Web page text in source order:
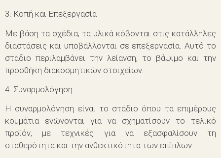
3. Κοπή και Επεξεργασία
Με βάση τα σχέδια, τα υλικά κόβονται στις κατάλληλες
διαστάσεις και υποβάλλονται σε επεξεργασία. Αυτό το
στάδιο περιλαμβάνει την λείανση, το βάψιμο και την
προσθήκη διακοσμητικών στοιχείων.
4. Συναρμολόγηση
Η συναρμολόγηση είναι το στάδιο όπου τα επιμέρους
κομμάτια ενώνονται για να σχηματίσουν το τελικό
προϊόν, με τεχνικές για να εξασφαλίσουν τη
σταθερότητα και την ανθεκτικότητα των επίπλων.